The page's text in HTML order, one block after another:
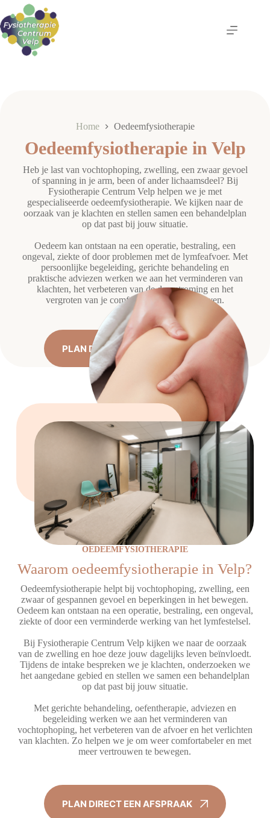
naar
de
inhoud
Home Oedeemfysiotherapie
Oedeemfysiotherapie in Velp
Heb je last van vochtophoping, zwelling, een zwaar gevoel
of spanning in je arm, been of ander lichaamsdeel? Bij
Fysiotherapie Centrum Velp helpen we je met
gespecialiseerde oedeemfysiotherapie. We kijken naar de
oorzaak van je klachten en stellen samen een behandelplan
op dat past bij jouw situatie.
Oedeem kan ontstaan na een operatie, bestraling, een
ongeval, ziekte of door problemen met de lymfeafvoer. Met
persoonlijke begeleiding, gerichte behandeling en
praktische adviezen werken we aan het verminderen van
klachten, het verbeteren van de doorstroming en het
vergroten van je comfort in het dagelijks leven.
PLAN DIRECT EEN AFSPRAAK
OEDEEMFYSIOTHERAPIE
Waarom oedeemfysiotherapie in Velp?
Oedeemfysiotherapie helpt bij vochtophoping, zwelling, een
zwaar of gespannen gevoel en beperkingen in het bewegen.
Oedeem kan ontstaan na een operatie, bestraling, een ongeval,
ziekte of door een verminderde werking van het lymfestelsel.
Bij Fysiotherapie Centrum Velp kijken we naar de oorzaak
van de zwelling en hoe deze jouw dagelijks leven beïnvloedt.
Tijdens de intake bespreken we je klachten, onderzoeken we
het aangedane gebied en stellen we samen een behandelplan
op dat past bij jouw situatie.
Met gerichte behandeling, oefentherapie, adviezen en
begeleiding werken we aan het verminderen van
vochtophoping, het verbeteren van de afvoer en het verlichten
van klachten. Zo helpen we je om weer comfortabeler en met
meer vertrouwen te bewegen.
PLAN DIRECT EEN AFSPRAAK